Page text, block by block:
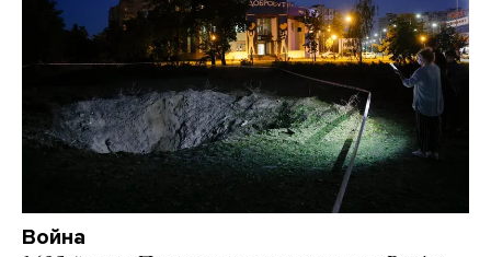
Война